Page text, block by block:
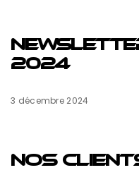
2024
3 décembre 2024
Nos